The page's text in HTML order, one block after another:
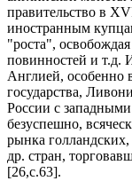
правительство в
иностранным
"роста",
повинностей и т.д.
Англией, особенно
государства,
России с
безуспешно,
рынка
др. стран,
[26,c.63].